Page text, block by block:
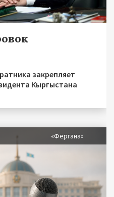
закрепляет
Кыргыстана
«Фергана»